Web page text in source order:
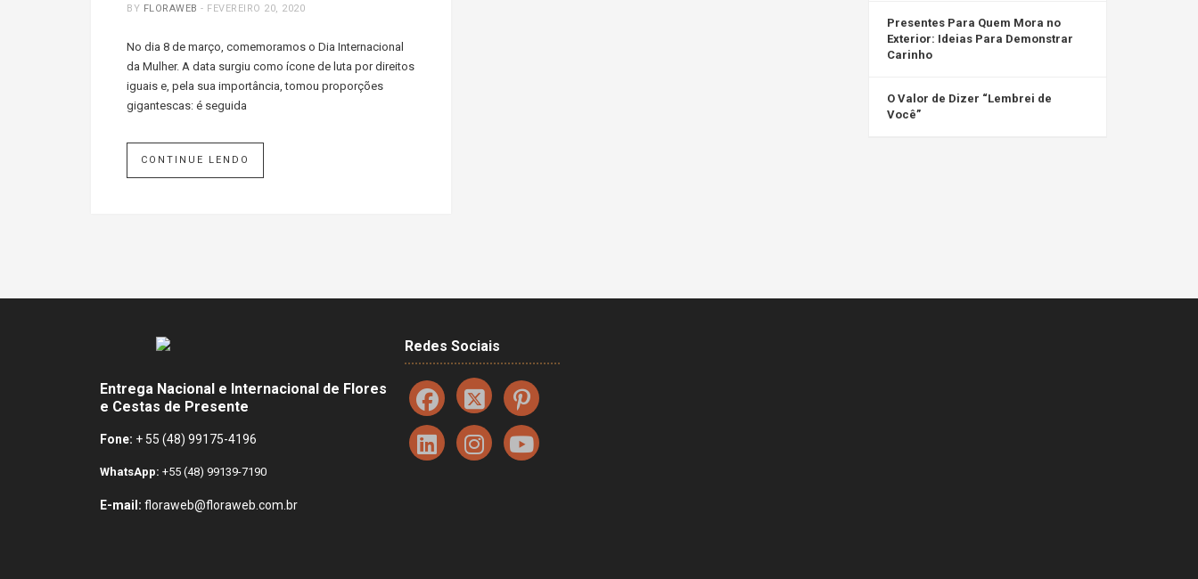
BY FLORAWEB - FEVEREIRO 20, 2020
No dia 8 de março, comemoramos o Dia Internacional
da Mulher. A data surgiu como ícone de luta por direitos
iguais e, pela sua importância, tomou proporções
gigantescas: é seguida
CONTINUE LENDO
Presentes Para Quem Mora no
Exterior: Ideias Para Demonstrar
Carinho
O Valor de Dizer “Lembrei de
Você”
Entrega Nacional e Internacional de Flores
e Cestas de Presente
Fone: + 55 (48) 99175-4196
WhatsApp: +55 (48) 99139-7190
E-mail: floraweb@floraweb.com.br
Redes Sociais